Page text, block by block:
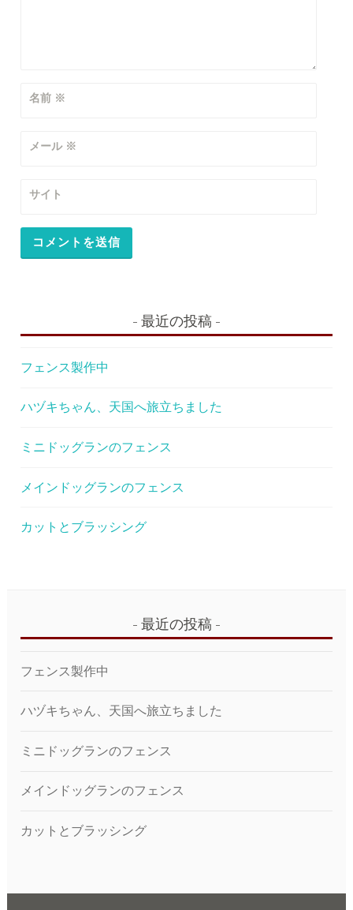
名前 ※
メール ※
サイト
最近の投稿
フェンス製作中
ハヅキちゃん、天国へ旅立ちました
ミニドッグランのフェンス
メインドッグランのフェンス
カットとブラッシング
最近の投稿
フェンス製作中
ハヅキちゃん、天国へ旅立ちました
ミニドッグランのフェンス
メインドッグランのフェンス
カットとブラッシング